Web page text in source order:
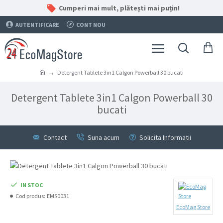
Cumperi mai mult, plătești mai puțin!
AUTENTIFICARE CONT NOU
Detergent Tablete 3in1 Calgon Powerball 30 bucati
Detergent Tablete 3in1 Calgon Powerball 30
bucati
Contact Suna acum Solicita Informatii
IN STOC
Cod produs: EMS0031
EcoMag Store